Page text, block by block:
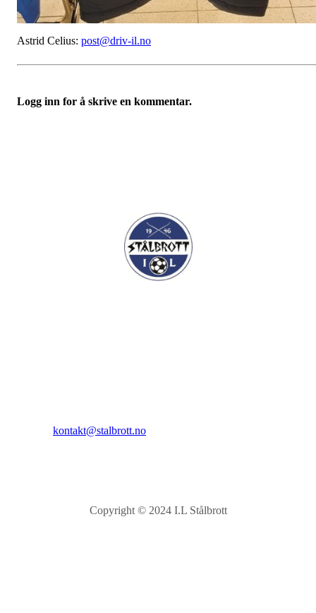
Astrid Celius: post@driv-il.no
Logg inn for å skrive en kommentar.
kontakt@stalbrott.no
Copyright © 2024 I.L Stålbrott